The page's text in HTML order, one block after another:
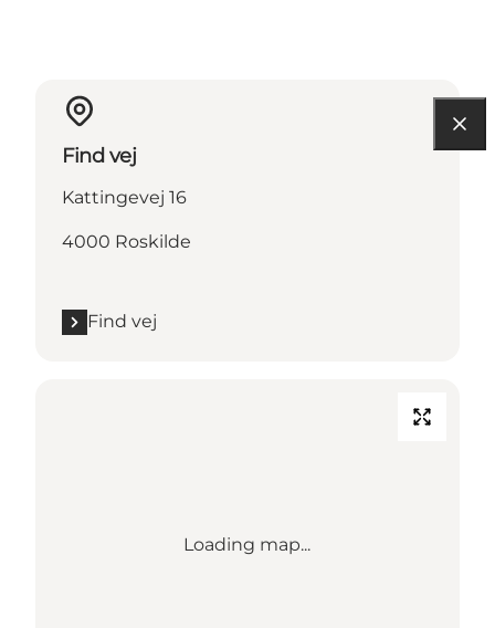
Find vej
Kattingevej 16
4000 Roskilde
Find vej
Loading map...